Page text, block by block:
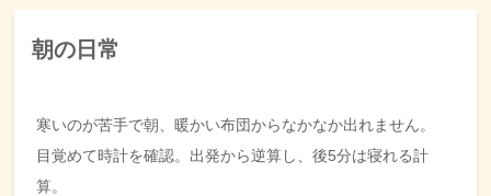
朝の日常
寒いのが苦手で朝、暖かい布団からなかなか出れません。
目覚めて時計を確認。出発から逆算し、後5分は寝れる計
算。